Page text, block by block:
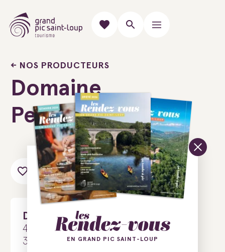
NOS PRODUCTEURS
Domaine
Pech-Tort
Ajouter au carnet de voyage
Domaine Pech-Tort
419 route de Pompignan
34270 ValflaunèsEN GRAND PIC SAINT-LOUP